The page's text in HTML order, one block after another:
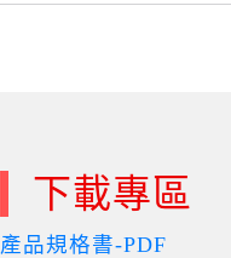
下載專區
產品規格書-PDF